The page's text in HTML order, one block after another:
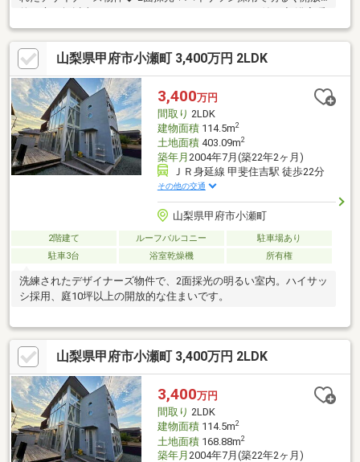
房乾燥機・オートバス・追焚・浴室窓・トイレ2ヶ所など水回り充
実◆ カウンターキッチン、IH3口以上、食洗機、キッチン床暖房
で快適な家事動線◆ WIC・SIC・床下収納など収納豊富。防犯カ
メラ・電動シャッター等セキュリティも安心物件の詳細、ご見学
のご希望はお気軽にお問い合わせください！
山梨県甲府市小瀬町 3,400万円 2LDK
3,400万円
間取り 2LDK
建物面積114.5m2
土地面積403.09m2
築年月 2004年7月(築22年2ヶ月)
ＪＲ身延線 甲斐住吉駅 徒歩22分
その他の交通
山梨県甲府市小瀬町
2階建て ルーフバルコニー
駐車場あり
駐車3台
浴室乾燥機 所有権
洗練されたデザイナーズ物件で、2面採光の明るい室内。ハイサッ
シ採用、庭10坪以上の開放的な住まいです。
山梨県甲府市小瀬町 3,400万円 2LDK
3,400万円
間取り 2LDK
建物面積114.5m2
土地面積168.88m2
築年月 2004年7月(築22年2ヶ月)